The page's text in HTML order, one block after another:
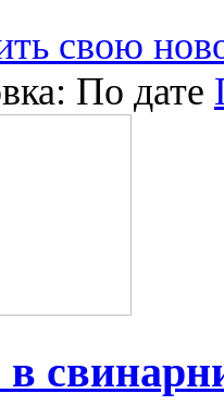
свою
По дате